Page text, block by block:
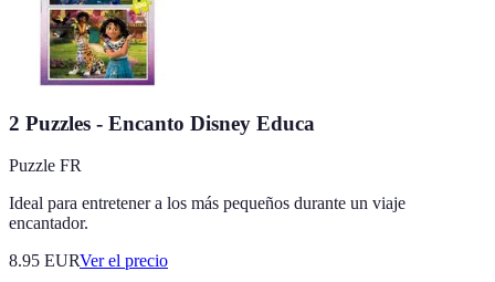
2 Puzzles - Encanto Disney Educa
Puzzle FR
Ideal para entretener a los más pequeños durante un viaje
encantador.
8.95 EURVer el precio